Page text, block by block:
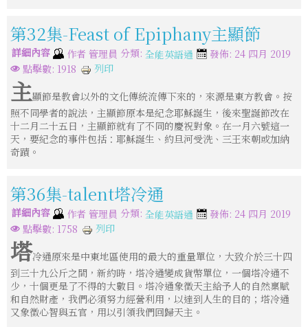
第32集-Feast of Epiphany主顯節
詳細內容 作者 管理員 分類: 全能英語通
發佈: 24 四月 2019
點擊數: 1918
列印
主顯節是教會以外的文化傳統流傳下來的，來源是東方教會。按
照不同學者的說法，主顯節原本是紀念耶穌誕生，後來聖誕節改在
十二月二十五日，主顯節就有了不同的慶祝對象。在一月六號這一
天，要紀念的事件包括：耶穌誕生、約旦河受洗、三王來朝或加納
奇蹟。
第36集-talent塔冷通
詳細內容 作者 管理員 分類: 全能英語通
發佈: 24 四月 2019
點擊數: 1758
列印
塔冷通原來是中東地區使用的最大的重量單位，大致介於三十四
到三十九公斤之間，新約時，塔冷通變成貨幣單位，一個塔冷通不
少，十個更是了不得的大數目。塔冷通象徵天主給予人的自然稟賦
和自然財產，我們必須努力經營利用，以達到人生的目的；塔冷通
又象徵心智與五官，用以引領我們回歸天主。